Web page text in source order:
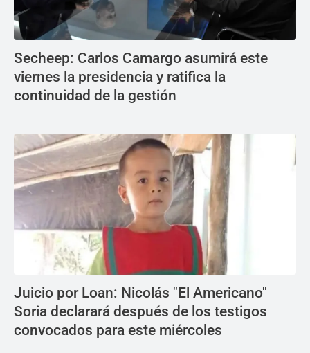
Secheep: Carlos Camargo asumirá este
viernes la presidencia y ratifica la
continuidad de la gestión
Juicio por Loan: Nicolás "El Americano"
Soria declarará después de los testigos
convocados para este miércoles